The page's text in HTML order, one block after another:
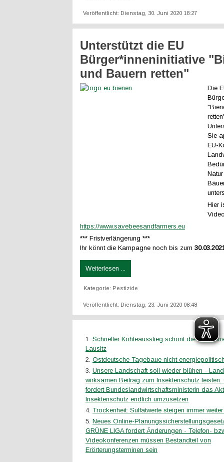
Veröffentlicht: Dienstag, 30. Juni 2020 18:27
Unterstützt die EU
Bürger*inneninitiative
und Bauern retten"
Die
Sie
EU-
Hier
https://www.savebeesandfarmers.eu
*** Fristverlängerung ***
Ihr könnt die Kampagne noch bis zum
Weiterlesen ...
Kategorie: Pestizide
Veröffentlicht: Dienstag, 23. Juni 2020 08:48
Schneller Kohleausstieg schont die
Lausitz
Ostdeutsche Tagebaue nicht
Unsere Landschaft soll wieder blühen -
wirksamen Beitrag zum Insektenschutz leisten.
fordert Bundeslandwirtschaftsministerin das
Insektenschutz endlich umzusetzen
Trockenheit: Sulfatwerte steigen immer
Neues Online-
GRÜNE LIGA fordert Änderungen - Telefon-
Videokonferenzen müssen Bestandteil von
Erörterungsterminen sein